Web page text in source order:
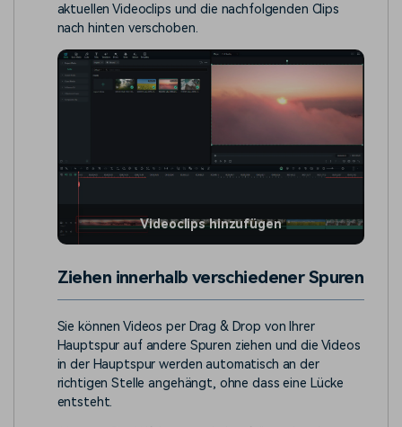
aktuellen Videoclips und die nachfolgenden Clips
nach hinten verschoben.
Videoclips hinzufügen
Ziehen innerhalb verschiedener Spuren
Sie können Videos per Drag & Drop von Ihrer
Hauptspur auf andere Spuren ziehen und die Videos
in der Hauptspur werden automatisch an der
richtigen Stelle angehängt, ohne dass eine Lücke
entsteht.